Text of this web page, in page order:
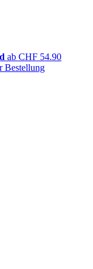
ab CHF 54.90
Bestellung